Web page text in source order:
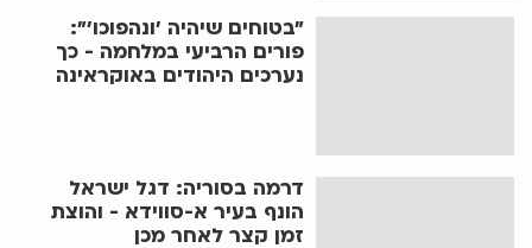
"בטוחים שיהיה 'ונהפוכו'":
פורים הרביעי במלחמה - כך
נערכים היהודים באוקראינה
דרמה בסוריה: דגל ישראל
הונף בעיר א-סווידא - והוצת
זמן קצר לאחר מכן